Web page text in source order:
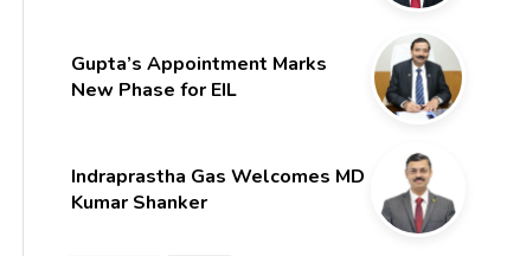
Gupta’s Appointment Marks
New Phase for EIL
Indraprastha Gas Welcomes MD
Kumar Shanker